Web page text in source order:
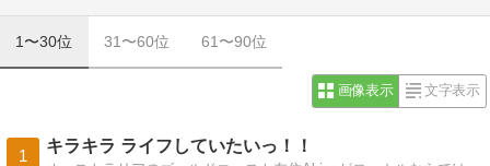
1〜30位 31〜60位 61〜90位
画像表示 文字表示
1
キラキラ ライフしていたいっ！！